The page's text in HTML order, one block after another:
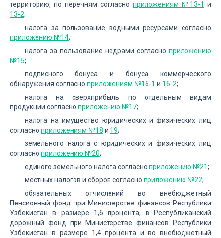
территорию, по перечням согласно приложениям №13-1 и
13-2;
налога за пользование водными ресурсами согласно
приложению №14;
налога за пользование недрами согласно приложению
№15;
подписного бонуса и бонуса коммерческого
обнаружения согласно приложениям №16-1 и 16-2;
налога на сверхприбыль по отдельным видам
продукции согласно приложению №17;
налога на имущество юридических и физических лиц
согласно приложениям №18 и 19;
земельного налога с юридических и физических лиц
согласно приложению №20;
единого земельного налога согласно приложению №21;
местных налогов и сборов согласно приложению №22;
обязательных отчислений во внебюджетный
Пенсионный фонд при Министерстве финансов Республики
Узбекистан в размере 1,6 процента, в Республиканский
дорожный фонд при Министерстве финансов Республики
Узбекистан в размере 1,4 процента и во внебюджетный